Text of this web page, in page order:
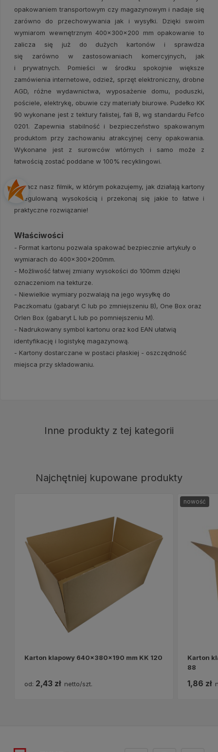
opakowaniem transportowym czy magazynowym i nadaje się
zarówno do przechowywania jak i wysyłki. Dzięki swoim
wymiarom wewnętrznym 400x300x200 mm opakowanie to
zalicza się już do dużych kartonów i sprawdza
się zarówno w zastosowaniach komercyjnych, jak
i prywatnych. Pomieści w środku spokojnie większe
zamówienia internetowe, odzież, sprzęt elektroniczny, drobne
AGD, różne wydawnictwa, wyposażenie domu, poduszki,
pościele, elektrykę, obuwie czy materiały biurowe. Pudełko KK
90 wykonane jest z tektury falistej, fali B, wg standardu Fefco
0201. Zapewnia stabilność i bezpieczeństwo spakowanym
produktom przy zachowaniu atrakcyjnej ceny opakowania.
Wykonane jest z surowców wtórnych i samo może z
łatwością zostać poddane w 100% recyklingowi.
Zobacz nasz filmik, w którym pokazujemy, jak działają kartony
z regulowaną wysokościąi przekonaj się jakie to łatwe i
praktyczne rozwiązanie!
Właściwości
- Format kartonu pozwala spakować bezpiecznie artykuły o
wymiarach do 400x300x200mm.
- Możliwość łatwej zmiany wysokości do 100mm dzięki
oznaczeniom na tekturze.
- Niewielkie wymiary pozwalają na jego wysyłkę do
Paczkomatu (gabaryt C lub po zmniejszeniu B), One Box oraz
Orlen Box (gabaryt L lub po pomniejszeniu M).
- Nadrukowany symbol kartonu oraz kod EAN ułatwią
identyfikację i logistykę magazynową.
- Kartony dostarczane w postaci płaskiej - oszczędność
miejsca przy składowaniu.
Inne produkty z tej kategorii
Najchętniej kupowane produkty
Karton klapowy 640x380x190 mm KK 120
od: 2,43 zł netto/szt.
Karton
88
1,86 zł
nowość